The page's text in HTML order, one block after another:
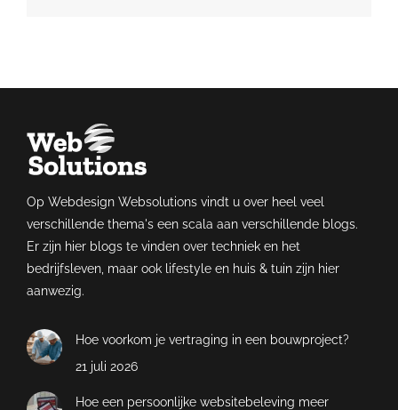
Op Webdesign Websolutions vindt u over heel veel
verschillende thema's een scala aan verschillende blogs.
Er zijn hier blogs te vinden over techniek en het
bedrijfsleven, maar ook lifestyle en huis & tuin zijn hier
aanwezig.
Hoe voorkom je vertraging in een bouwproject?
21 juli 2026
Hoe een persoonlijke websitebeleving meer